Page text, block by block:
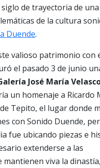
de trayectoria de una
de la cultura
Duende.
valioso patrimonio con
el pasado 3 de junio
José María
un homenaje a Ricardo
Tepito, el lugar donde
con Sonido Duende,
fue ubicando piezas e
extenderse a las
mantienen viva la